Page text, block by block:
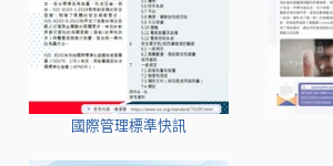
國際管理標準快訊